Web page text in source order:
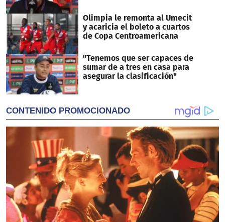
Olimpia le remonta al Umecit
y acaricia el boleto a cuartos
de Copa Centroamericana
"Tenemos que ser capaces de
sumar de a tres en casa para
asegurar la clasificación"